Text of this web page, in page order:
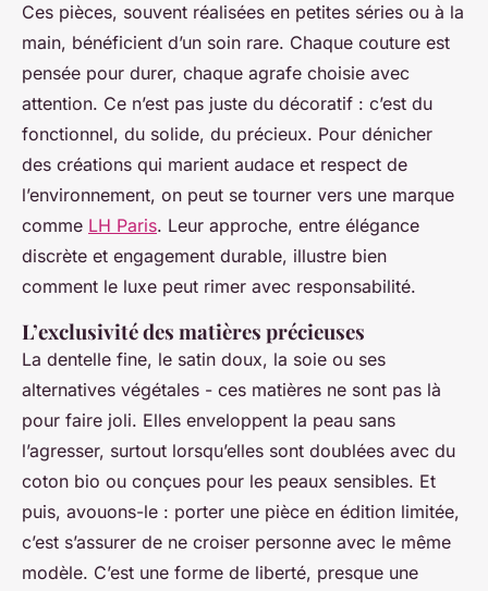
Ces pièces, souvent réalisées en petites séries ou à la
main, bénéficient d’un soin rare. Chaque couture est
pensée pour durer, chaque agrafe choisie avec
attention. Ce n’est pas juste du décoratif : c’est du
fonctionnel, du solide, du précieux. Pour dénicher
des créations qui marient audace et respect de
l’environnement, on peut se tourner vers une marque
comme LH Paris. Leur approche, entre élégance
discrète et engagement durable, illustre bien
comment le luxe peut rimer avec responsabilité.
L’exclusivité des matières précieuses
La dentelle fine, le satin doux, la soie ou ses
alternatives végétales - ces matières ne sont pas là
pour faire joli. Elles enveloppent la peau sans
l’agresser, surtout lorsqu’elles sont doublées avec du
coton bio ou conçues pour les peaux sensibles. Et
puis, avouons-le : porter une pièce en édition limitée,
c’est s’assurer de ne croiser personne avec le même
modèle. C’est une forme de liberté, presque une